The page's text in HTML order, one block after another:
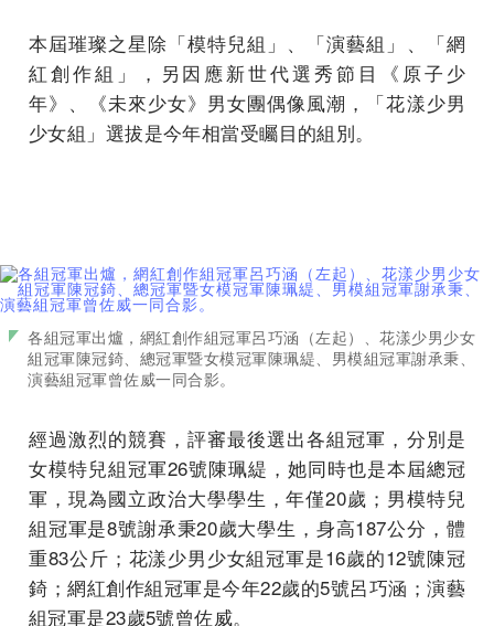
本屆璀璨之星除「模特兒組」、「演藝組」、「網
紅創作組」，另因應新世代選秀節目《原子少
年》、《未來少女》男女團偶像風潮，「花漾少男
少女組」選拔是今年相當受矚目的組別。
各組冠軍出爐，網紅創作組冠軍呂巧涵（左起）、花漾少男少女
組冠軍陳冠錡、總冠軍暨女模冠軍陳珮緹、男模組冠軍謝承秉、
演藝組冠軍曾佐威一同合影。
經過激烈的競賽，評審最後選出各組冠軍，分別是
女模特兒組冠軍26號陳珮緹，她同時也是本屆總冠
軍，現為國立政治大學學生，年僅20歲；男模特兒
組冠軍是8號謝承秉20歲大學生，身高187公分，體
重83公斤；花漾少男少女組冠軍是16歲的12號陳冠
錡；網紅創作組冠軍是今年22歲的5號呂巧涵；演藝
組冠軍是23歲5號曾佐威。